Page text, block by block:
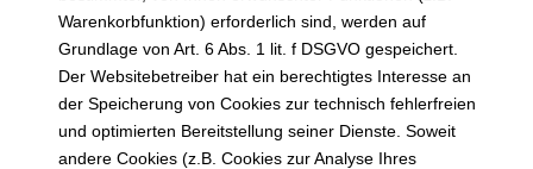
Warenkorbfunktion) erforderlich sind, werden auf
Grundlage von Art. 6 Abs. 1 lit. f DSGVO gespeichert.
Der Websitebetreiber hat ein berechtigtes Interesse an
der Speicherung von Cookies zur technisch fehlerfreien
und optimierten Bereitstellung seiner Dienste. Soweit
andere Cookies (z.B. Cookies zur Analyse Ihres